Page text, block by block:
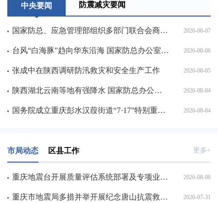
中央要闻 防震减灾要闻
国家防总、应急管理部组织多部门联合会商 调度部署台风“白海豚”防范应对工作 国家防总提升防汛防台风应急响应至三级 2026-08-07
台风“白海豚”趋向华东沿海 国家防总办公室、应急管理部会商部署防汛防台风工作 2026-08-06
张成中在陕西调研防汛救灾和安全生产工作 2026-08-05
陕西湖北云南等地有强降水 国家防总办公室、应急管理部滚动会商调度 2026-08-04
国务院成立重庆彭水汉葭街道“7·17”特别重大山体崩塌灾害调查评估组 2026-08-04
市局动态 区县工作 更多+
重庆地震台开展质量评估系统部署及专项业务培训 2026-08-06
重庆市地震局多措并举开展纪念唐山抗震救灾50周年宣传活动 2026-07-31